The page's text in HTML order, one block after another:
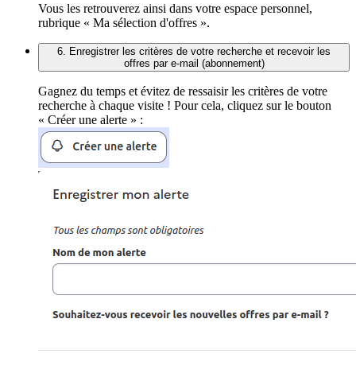
Vous les retrouverez ainsi dans votre espace personnel,
rubrique « Ma sélection d'offres ».
6. Enregistrer les critères de votre recherche et recevoir les
offres par e-mail (abonnement)
Gagnez du temps et évitez de ressaisir les critères de votre
recherche à chaque visite ! Pour cela, cliquez sur le bouton
« Créer une alerte » :